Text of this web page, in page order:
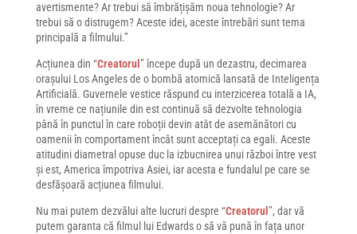
avertismente? Ar trebui să îmbrățișăm noua tehnologie? Ar
trebui să o distrugem? Aceste idei, aceste întrebări sunt tema
principală a filmului.”
Acțiunea din “Creatorul ” începe după un dezastru, decimarea
orașului Los Angeles de o bombă atomică lansată de Inteligența
Artificială. Guvernele vestice răspund cu interzicerea totală a IA,
în vreme ce națiunile din est continuă să dezvolte tehnologia
până în punctul în care roboții devin atât de asemănători cu
oamenii în comportament încât sunt acceptați ca egali. Aceste
atitudini diametral opuse duc la izbucnirea unui război între vest
și est, America împotriva Asiei, iar acesta e fundalul pe care se
desfășoară acțiunea filmului.
Nu mai putem dezvălui alte lucruri despre “Creatorul ”, dar vă
putem garanta că filmul lui Edwards o să vă pună în fața unor